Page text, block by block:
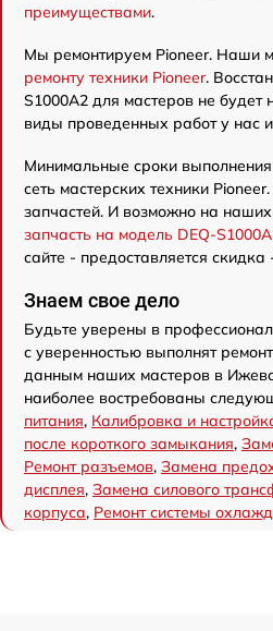
преимуществами.
Мы ремонтируем Pioneer. Наши
ремонту техники Pioneer.
S1000A2 для мастеров не будет
виды проведенных работ у нас
Минимальные сроки
сеть мастерских техники
запчастей. И возможно на
запчасть на модель DEQ-
сайте - предоставляется скидка
Знаем свое дело
Будьте уверены в
с уверенностью выполнят
данным наших мастеров в
наиболее востребованы
питания, Калибровка и
после короткого замыкания,
Ремонт разъемов, Замена
дисплея, Замена силового
корпуса, Ремонт системы